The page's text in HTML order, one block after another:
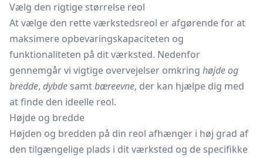
Vælg den rigtige størrelse reol
At vælge den rette værkstedsreol er afgørende for at
maksimere opbevaringskapaciteten og
funktionaliteten på dit værksted. Nedenfor
gennemgår vi vigtige overvejelser omkring højde og
bredde, dybde samtbæreevne, der kan hjælpe dig med
at finde den ideelle reol.
Højde og bredde
Højden og bredden på din reol afhænger i høj grad af
den tilgængelige plads i dit værksted og de specifikke